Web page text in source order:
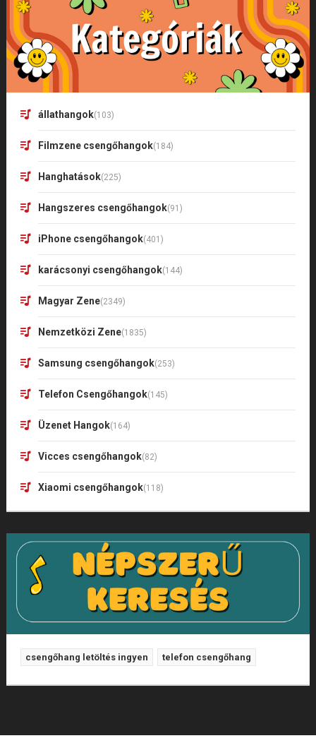
állathangok(103)
Filmzene csengőhangok(184)
Hanghatások(225)
Hangszeres csengőhangok(91)
iPhone csengőhangok(401)
karácsonyi csengőhangok(144)
Magyar Zene(2349)
Nemzetközi Zene(1835)
Samsung csengőhangok(253)
Telefon Csengőhangok(145)
Üzenet Hangok(164)
Vicces csengőhangok(82)
Xiaomi csengőhangok(118)
csengőhang letöltés ingyen telefon csengőhang